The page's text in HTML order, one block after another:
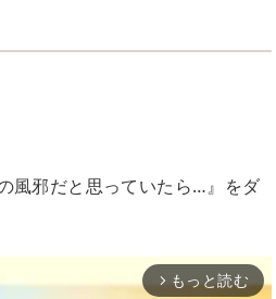
風邪だと思っていたら…』をダ
arrow_forward_ios もっと読む